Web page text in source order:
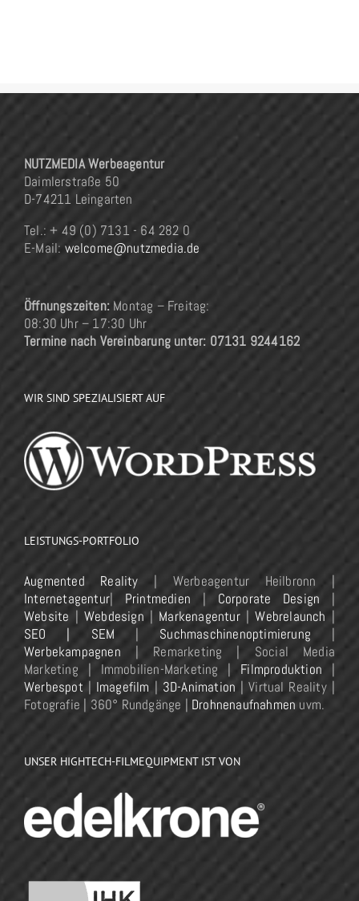
NUTZMEDIA Werbeagentur
Daimlerstraße 50
D-74211 Leingarten
Tel.: + 49 (0) 7131 - 64 282 0
E-Mail: welcome@nutzmedia.de
Öffnungszeiten: Montag – Freitag:
08:30 Uhr – 17:30 Uhr
Termine nach Vereinbarung unter: 07131 9244162
WIR SIND SPEZIALISIERT AUF
LEISTUNGS-PORTFOLIO
Augmented Reality | Werbeagentur Heilbronn |
Internetagentur| Printmedien | Corporate Design |
Website | Webdesign | Markenagentur|Webrelaunch |
SEO | SEM | Suchmaschinenoptimierung |
Werbekampagnen | Remarketing | Social Media
Marketing | Immobilien-Marketing | Filmproduktion |
Werbespot | Imagefilm | 3D-Animation | Virtual Reality |
Fotografie | 360° Rundgänge | Drohnenaufnahmen uvm.
UNSER HIGHTECH-FILMEQUIPMENT IST VON